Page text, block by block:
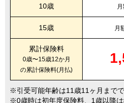
10歳
15歳 月
累計保険料
0歳〜15歳12か月
の累計保険料(月払)
引受可能年齢は11歳11ヶ月までで
0歳時は初年度保険料、1歳以降